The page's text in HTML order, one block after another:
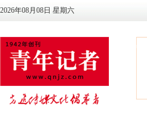
2026年08月08日 星期六